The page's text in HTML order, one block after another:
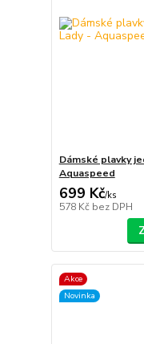
Dámské plavky
Aquaspeed
699 Kč/ks
578 Kč bez DPH
Akce
Novinka